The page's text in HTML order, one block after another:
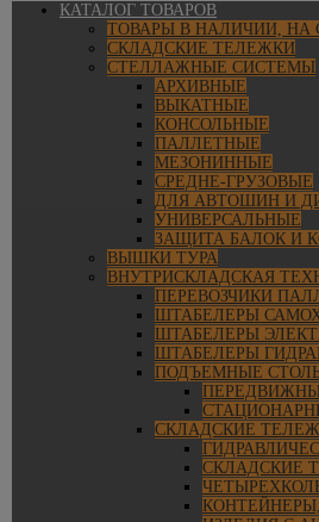
КАТАЛОГ ТОВАРОВ
ТОВАРЫ В НАЛИЧИИ, НА
СКЛАДСКИЕ ТЕЛЕЖКИ
СТЕЛЛАЖНЫЕ СИСТЕМЫ
АРХИВНЫЕ
ВЫКАТНЫЕ
КОНСОЛЬНЫЕ
ПАЛЛЕТНЫЕ
МЕЗОНИННЫЕ
СРЕДНЕ-ГРУЗОВЫЕ
ДЛЯ АВТОШИН И
УНИВЕРСАЛЬНЫЕ
ЗАЩИТА БАЛОК И
ВЫШКИ ТУРА
ВНУТРИСКЛАДСКАЯ
ПЕРЕВОЗЧИКИ
ШТАБЕЛЕРЫ
ШТАБЕЛЕРЫ
ШТАБЕЛЕРЫ
ПОДЪЕМНЫЕ
СКЛАДСКИЕ
СКЛАДСКИЕ